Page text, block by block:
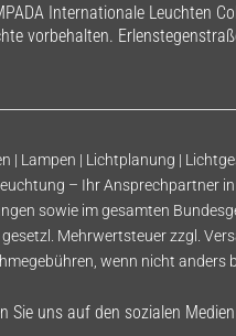
Internationale Leuchten
vorbehalten.
| Lampen | Lichtplanung |
– Ihr Ansprechpartner in
sowie im gesamten
Mehrwertsteuer zzgl.
wenn nicht anders
Sie uns auf den sozialen Medien